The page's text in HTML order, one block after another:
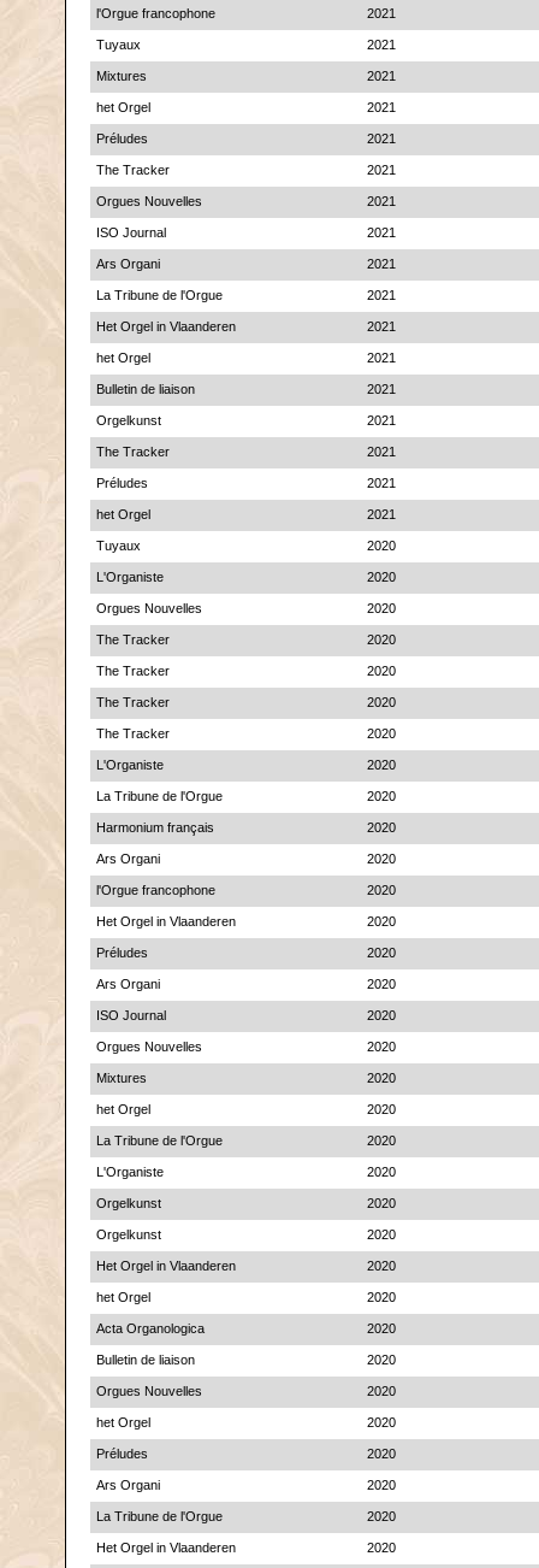
l'Orgue francophone 2021
Tuyaux 2021
Mixtures 2021
het Orgel 2021
Préludes 2021
The Tracker 2021
Orgues Nouvelles 2021
ISO Journal 2021
Ars Organi 2021
La Tribune de l'Orgue 2021
Het Orgel in Vlaanderen 2021
het Orgel 2021
Bulletin de liaison 2021
Orgelkunst 2021
The Tracker 2021
Préludes 2021
het Orgel 2021
Tuyaux 2020
L'Organiste 2020
Orgues Nouvelles 2020
The Tracker 2020
The Tracker 2020
The Tracker 2020
The Tracker 2020
L'Organiste 2020
La Tribune de l'Orgue 2020
Harmonium français 2020
Ars Organi 2020
l'Orgue francophone 2020
Het Orgel in Vlaanderen 2020
Préludes 2020
Ars Organi 2020
ISO Journal 2020
Orgues Nouvelles 2020
Mixtures 2020
het Orgel 2020
La Tribune de l'Orgue 2020
L'Organiste 2020
Orgelkunst 2020
Orgelkunst 2020
Het Orgel in Vlaanderen 2020
het Orgel 2020
Acta Organologica 2020
Bulletin de liaison 2020
Orgues Nouvelles 2020
het Orgel 2020
Préludes 2020
Ars Organi 2020
La Tribune de l'Orgue 2020
Het Orgel in Vlaanderen 2020